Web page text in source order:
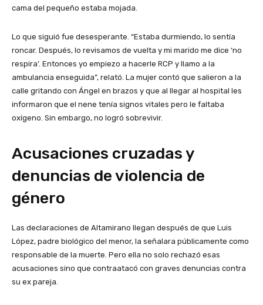
cama del pequeño estaba mojada.
Lo que siguió fue desesperante. “Estaba durmiendo, lo sentía
roncar. Después, lo revisamos de vuelta y mi marido me dice ‘no
respira’. Entonces yo empiezo a hacerle RCP y llamo a la
ambulancia enseguida”, relató. La mujer contó que salieron a la
calle gritando con Ángel en brazos y que al llegar al hospital les
informaron que el nene tenía signos vitales pero le faltaba
oxígeno. Sin embargo, no logró sobrevivir.
Acusaciones cruzadas y
denuncias de violencia de
género
Las declaraciones de Altamirano llegan después de que Luis
López, padre biológico del menor, la señalara públicamente como
responsable de la muerte. Pero ella no solo rechazó esas
acusaciones sino que contraatacó con graves denuncias contra
su ex pareja.